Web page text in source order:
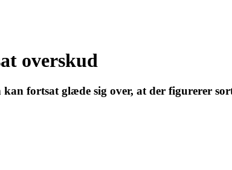
overskud
fortsat glæde sig over, at der figurerer